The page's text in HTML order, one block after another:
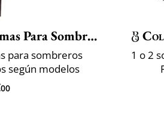
Para Sombrero
para sombreros
según modelos
00
1 o 2